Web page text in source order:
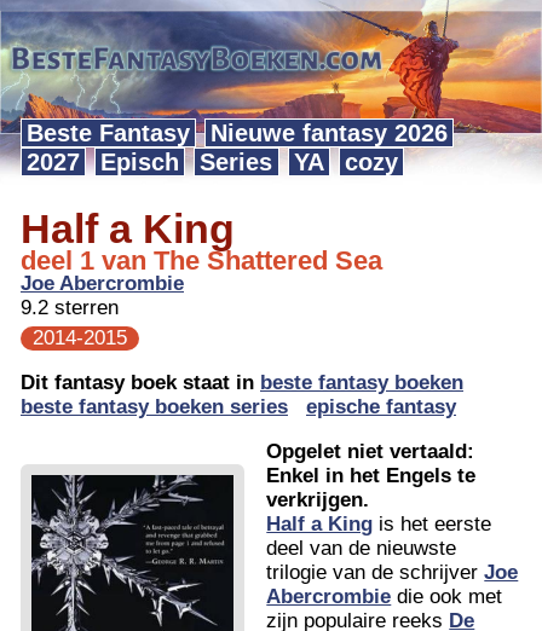
Beste Fantasy
Nieuwe fantasy 2026
2027
Episch Series YA cozy
Half a King
deel 1 van The Shattered Sea
Joe Abercrombie
9.2 sterren
2014-2015
Dit fantasy boek staat in beste fantasy boeken
beste fantasy boeken series
epische fantasy
Opgelet niet vertaald:
Enkel in het Engels te
verkrijgen.
Half a King is het eerste
deel van de nieuwste
trilogie van de schrijverJoe
Abercrombie die ook met
zijn populaire reeks De